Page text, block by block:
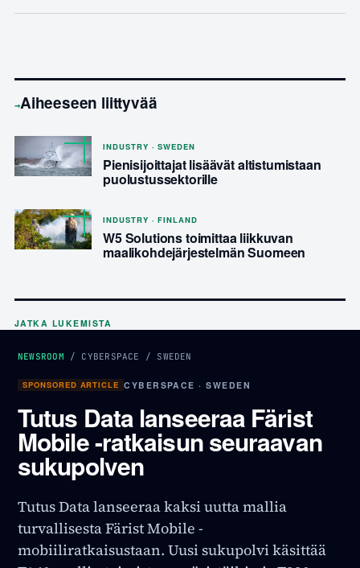
→Aiheeseen liittyvää
INDUSTRY · SWEDEN
Pienisijoittajat lisäävät altistumistaan
puolustussektorille
INDUSTRY · FINLAND
W5 Solutions toimittaa liikkuvan
maalikohdejärjestelmän Suomeen
JATKA LUKEMISTA
NEWSROOM / CYBERSPACE / SWEDEN
SPONSORED ARTICLE CYBERSPACE · SWEDEN
Tutus Data lanseeraa Färist
Mobile -ratkaisun seuraavan
sukupolven
Tutus Data lanseeraa kaksi uutta mallia
turvallisesta Färist Mobile -
mobiiliratkaisustaan. Uusi sukupolvi käsittää